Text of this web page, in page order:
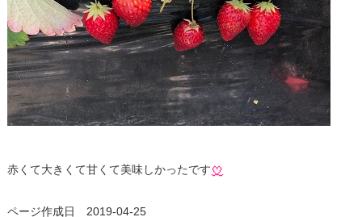
赤くて大きくて甘くて美味しかったです
ページ作成日 2019-04-25